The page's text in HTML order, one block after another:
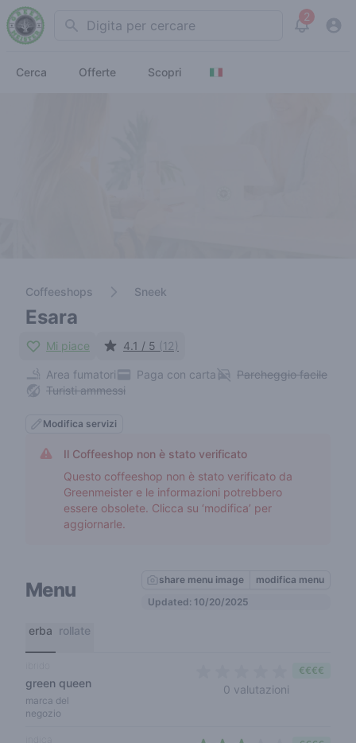
Search 2
View
Cerca Offerte Scopri
Coffeeshops Sneek
Esara
Mi piace 4.1 / 5 (12)
Area fumatori Paga con carta
Parcheggio facile
Turisti ammessi
Modifica servizi
Il Coffeeshop non è stato verificato
Questo coffeeshop non è stato verificato da
Greenmeister e le informazioni potrebbero
essere obsolete. Clicca su ‘modifica’ per
aggiornarle.
Menu share menu image
modifica menu
Updated: 10/20/2025
erba rollate
green queen
marca del
negozio
0 valutazioni
€€€€